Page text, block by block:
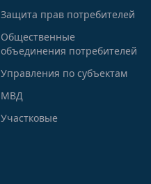
Защита прав потребителей
Общественные
объединения потребителей
Управления по субъектам
МВД
Участковые